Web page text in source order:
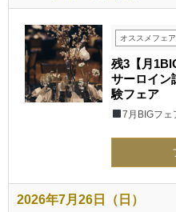
オススメフェア
残3【月
サーロイ
験フェア
7月BIGフェ
2026年7月26日（日）